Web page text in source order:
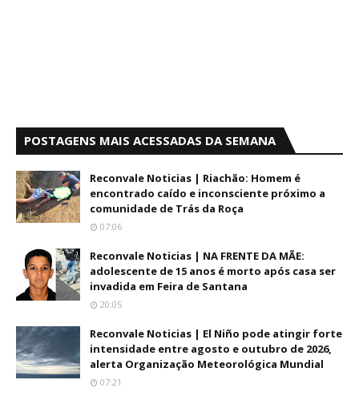
POSTAGENS MAIS ACESSADAS DA SEMANA
Reconvale Noticias | Riachão: Homem é
encontrado caído e inconsciente próximo a
comunidade de Trás da Roça
07:06
Reconvale Noticias | NA FRENTE DA MÃE:
adolescente de 15 anos é morto após casa ser
invadida em Feira de Santana
20:05
Reconvale Noticias | El Niño pode atingir forte
intensidade entre agosto e outubro de 2026,
alerta Organização Meteorológica Mundial
07:21